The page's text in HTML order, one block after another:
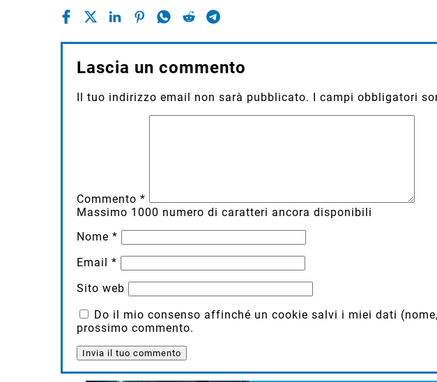
Lascia un commento
Il tuo indirizzo email non sarà pubblicato. I campi obbligatori
Commento *
Massimo 1000 numero di caratteri ancora disponibili
Nome *
Email *
Sito web
Do il mio consenso affinché un cookie salvi i miei dati
prossimo commento.